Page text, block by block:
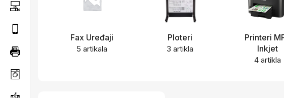
Fax Uređaji
5 artikala
Ploteri
3 artikla
Printeri
Inkjet
4 artikla